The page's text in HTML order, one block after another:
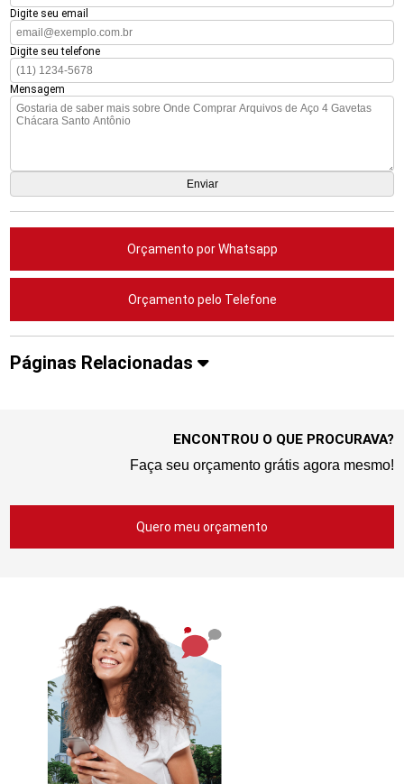
Digite seu email
Digite seu telefone
Mensagem
Orçamento por Whatsapp
Orçamento pelo Telefone
Páginas Relacionadas
ENCONTROU O QUE PROCURAVA?
Faça seu orçamento grátis agora mesmo!
Quero meu orçamento